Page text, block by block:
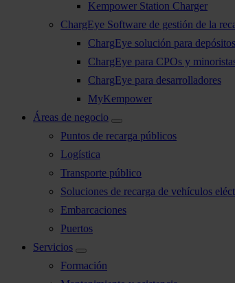
Kempower Station Charger
ChargEye Software de gestión de la
ChargEye solución para
ChargEye para CPOs y
ChargEye para desarrolladores
MyKempower
Áreas de negocio
Puntos de recarga públicos
Logística
Transporte público
Soluciones de recarga de vehículos
Embarcaciones
Puertos
Servicios
Formación